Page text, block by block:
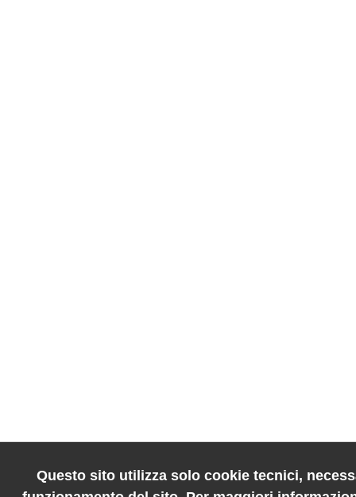
Questo sito utilizza solo cookie tecnici,